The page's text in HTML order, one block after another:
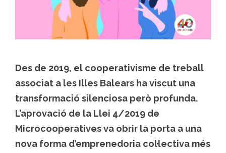
Des de 2019, el cooperativisme de treball
associat a les Illes Balears ha viscut una
transformació silenciosa però profunda.
L’aprovació de la Llei 4/2019 de
Microcooperatives va obrir la porta a una
nova forma d’emprenedoria col·lectiva més